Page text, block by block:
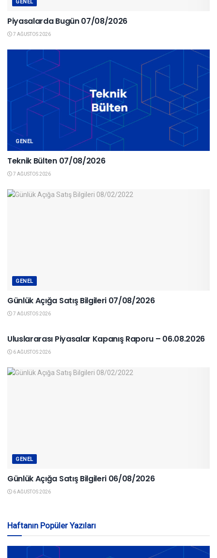
GENEL
Piyasalarda Bugün 07/08/2026
7 AĞUSTOS 2026
GENEL
Teknik Bülten 07/08/2026
7 AĞUSTOS 2026
GENEL
Günlük Açığa Satış Bilgileri 07/08/2026
7 AĞUSTOS 2026
Uluslararası Piyasalar Kapanış Raporu – 06.08.2026
6 AĞUSTOS 2026
GENEL
Günlük Açığa Satış Bilgileri 06/08/2026
6 AĞUSTOS 2026
Haftanın Popüler Yazıları